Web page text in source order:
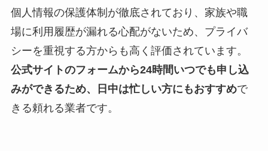
個人情報の保護体制が徹底されており、家族や職
場に利用履歴が漏れる心配がないため、プライバ
シーを重視する方からも高く評価されています。
公式サイトのフォームから24時間いつでも申し込
みができるため、日中は忙しい方にもおすすめで
きる頼れる業者です。